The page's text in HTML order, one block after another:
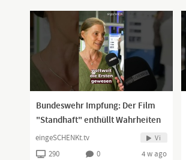
Bundeswehr Impfung: Der Film
"Standhaft" enthüllt Wahrheiten
#shorts
eingeSCHENKt.tv Vi
290 0 4 w ago